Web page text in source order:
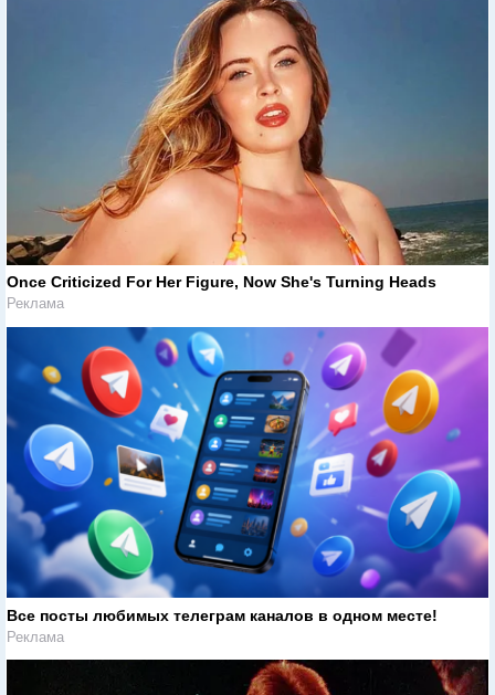
Once Criticized For Her Figure, Now She's Turning Heads
Реклама
Все посты любимых телеграм каналов в одном месте!
Реклама